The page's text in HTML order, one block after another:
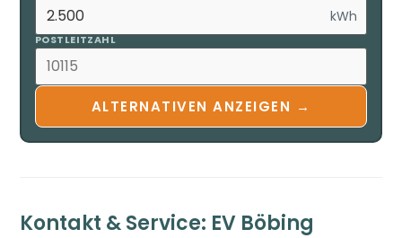
kWh
POSTLEITZAHL
ALTERNATIVEN ANZEIGEN →
Kontakt & Service: EV Böbing